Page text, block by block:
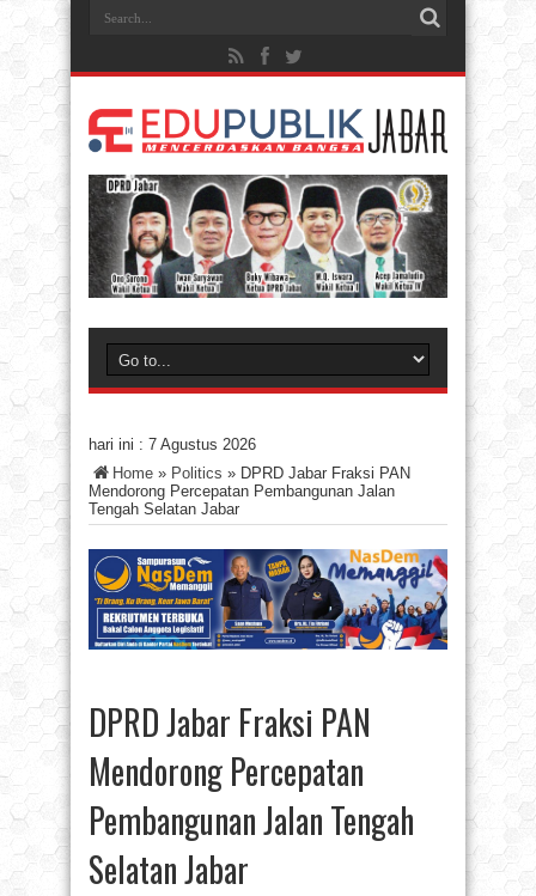
hari ini : 7 Agustus 2026
Home » Politics » DPRD Jabar Fraksi PAN
Mendorong Percepatan Pembangunan Jalan
Tengah Selatan Jabar
DPRD Jabar Fraksi PAN
Mendorong Percepatan
Pembangunan Jalan Tengah
Selatan Jabar